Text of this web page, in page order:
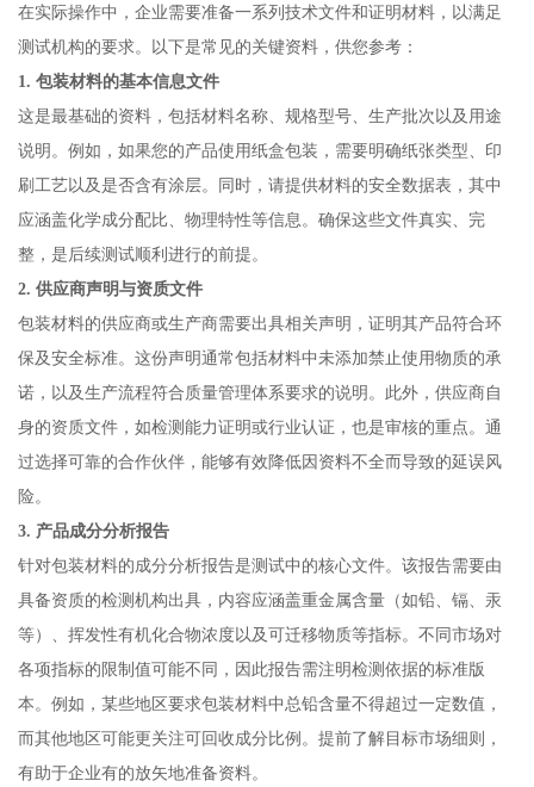
在实际操作中，企业需要准备一系列技术文件和证明材料，以满足
测试机构的要求。以下是常见的关键资料，供您参考：
1. 包装材料的基本信息文件
这是最基础的资料，包括材料名称、规格型号、生产批次以及用途
说明。例如，如果您的产品使用纸盒包装，需要明确纸张类型、印
刷工艺以及是否含有涂层。同时，请提供材料的安全数据表，其中
应涵盖化学成分配比、物理特性等信息。确保这些文件真实、完
整，是后续测试顺利进行的前提。
2. 供应商声明与资质文件
包装材料的供应商或生产商需要出具相关声明，证明其产品符合环
保及安全标准。这份声明通常包括材料中未添加禁止使用物质的承
诺，以及生产流程符合质量管理体系要求的说明。此外，供应商自
身的资质文件，如检测能力证明或行业认证，也是审核的重点。通
过选择可靠的合作伙伴，能够有效降低因资料不全而导致的延误风
险。
3. 产品成分分析报告
针对包装材料的成分分析报告是测试中的核心文件。该报告需要由
具备资质的检测机构出具，内容应涵盖重金属含量（如铅、镉、汞
等）、挥发性有机化合物浓度以及可迁移物质等指标。不同市场对
各项指标的限制值可能不同，因此报告需注明检测依据的标准版
本。例如，某些地区要求包装材料中总铅含量不得超过一定数值，
而其他地区可能更关注可回收成分比例。提前了解目标市场细则，
有助于企业有的放矢地准备资料。